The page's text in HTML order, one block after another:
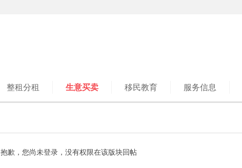
整租分租 生意买卖 移民教育 服务信息
抱歉，您尚未登录，没有权限在该版块回帖